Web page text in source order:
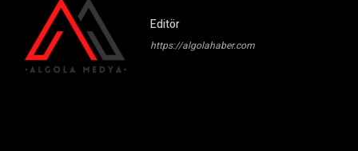
Editör
https://algolahaber.com